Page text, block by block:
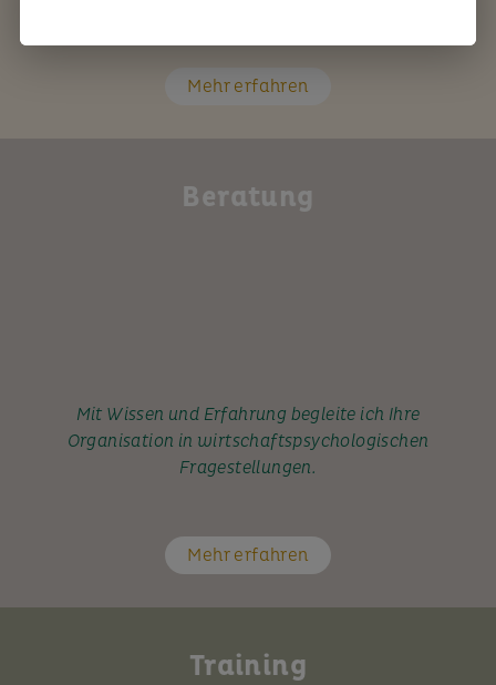
Mehr erfahren
Beratung
Mit Wissen und Erfahrung begleite ich Ihre
Organisation in wirtschaftspsychologischen
Fragestellungen.
Mehr erfahren
Training